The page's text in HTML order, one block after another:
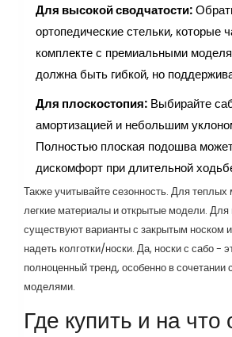
Для высокой сводчатости:
ортопедические стельки, которые
комплекте с премиальными
должна быть гибкой, но
Для плоскостопия: Выбирайте
амортизацией и небольшим
Полностью плоская подошва
дискомфорт при длительной
Также учитывайте сезонность. Для
легкие материалы и открытые модели.
существуют варианты с закрытым носком
надеть колготки/носки. Да, носки с сабо -
полноценный тренд, особенно в сочетании
моделями.
Где купить и на что